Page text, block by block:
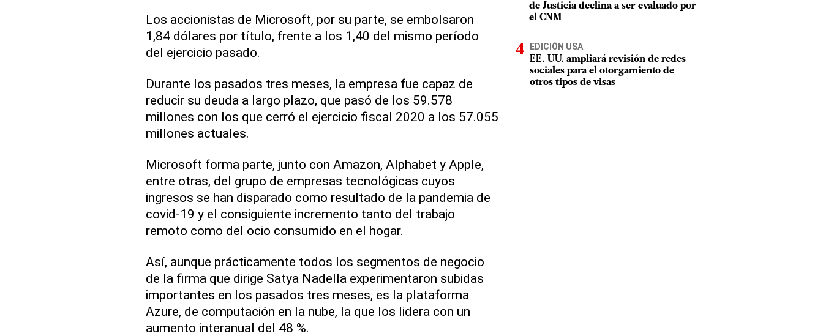
Los accionistas de Microsoft, por su parte, se embolsaron
1,84 dólares por título, frente a los 1,40 del mismo período
del ejercicio pasado.
Durante los pasados tres meses, la empresa fue capaz de
reducir su deuda a largo plazo, que pasó de los 59.578
millones con los que cerró el ejercicio fiscal 2020 a los 57.055
millones actuales.
Microsoft forma parte, junto con Amazon, Alphabet y Apple,
entre otras, del grupo de empresas tecnológicas cuyos
ingresos se han disparado como resultado de la pandemia de
covid-19 y el consiguiente incremento tanto del trabajo
remoto como del ocio consumido en el hogar.
Así, aunque prácticamente todos los segmentos de negocio
de la firma que dirige Satya Nadella experimentaron subidas
importantes en los pasados tres meses, es la plataforma
Azure, de computación en la nube, la que los lidera con un
aumento interanual del 48 %.
de Justicia declina a ser evaluado por
el CNM
EDICIÓN USA
EE. UU. ampliará revisión de redes
sociales para el otorgamiento de
otros tipos de visas